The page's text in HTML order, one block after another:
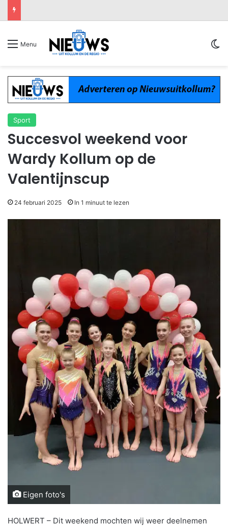
Menu
Sport
Succesvol weekend voor
Wardy Kollum op de
Valentijnscup
24 februari 2025 In 1 minuut te lezen
Eigen foto's
HOLWERT – Dit weekend mochten wij weer deelnemen